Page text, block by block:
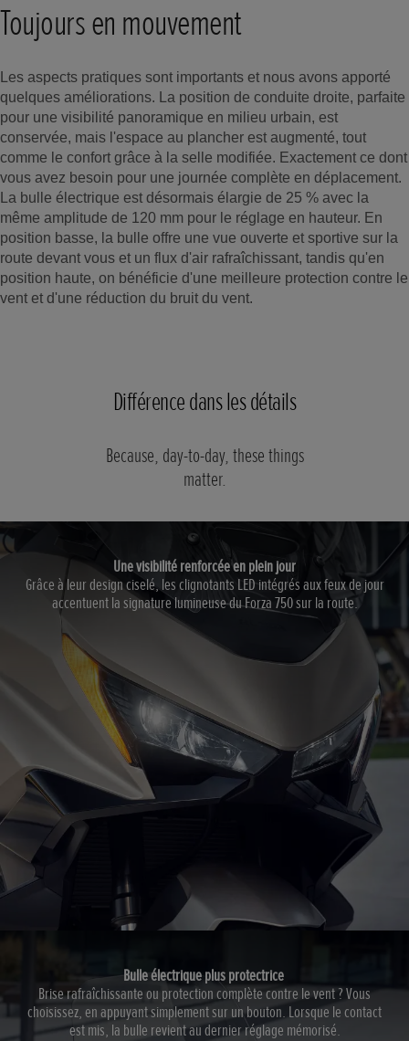
Toujours en mouvement
Les aspects pratiques sont importants et nous avons apporté
quelques améliorations. La position de conduite droite, parfaite
pour une visibilité panoramique en milieu urbain, est
conservée, mais l'espace au plancher est augmenté, tout
comme le confort grâce à la selle modifiée. Exactement ce dont
vous avez besoin pour une journée complète en déplacement.
La bulle électrique est désormais élargie de 25 % avec la
même amplitude de 120 mm pour le réglage en hauteur. En
position basse, la bulle offre une vue ouverte et sportive sur la
route devant vous et un flux d'air rafraîchissant, tandis qu'en
position haute, on bénéficie d'une meilleure protection contre le
vent et d'une réduction du bruit du vent.
Différence dans les détails
Because, day-to-day, these things
matter.
Une visibilité renforcée en plein jour
Grâce à leur design ciselé, les clignotants LED intégrés aux feux de jour
accentuent la signature lumineuse du Forza 750 sur la route.
Bulle électrique plus protectrice
Brise rafraîchissante ou protection complète contre le vent ? Vous
choisissez, en appuyant simplement sur un bouton. Lorsque le contact
est mis, la bulle revient au dernier réglage mémorisé.